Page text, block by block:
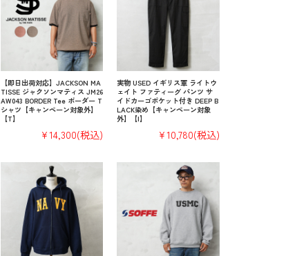
【即日出荷対応】JACKSON MA
TISSE ジャクソンマティス JM26
AW043 BORDER Tee ボーダー T
シャツ【キャンペーン対象外】
【T】
¥14,300(税込)
実物 USED イギリス軍 ライトウ
ェイト ファティーグ パンツ サ
イドカーゴポケット付き DEEP B
LACK染め【キャンペーン対象
外】【I】
¥10,780(税込)